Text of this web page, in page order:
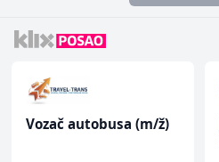
Vozač autobusa (m/ž)